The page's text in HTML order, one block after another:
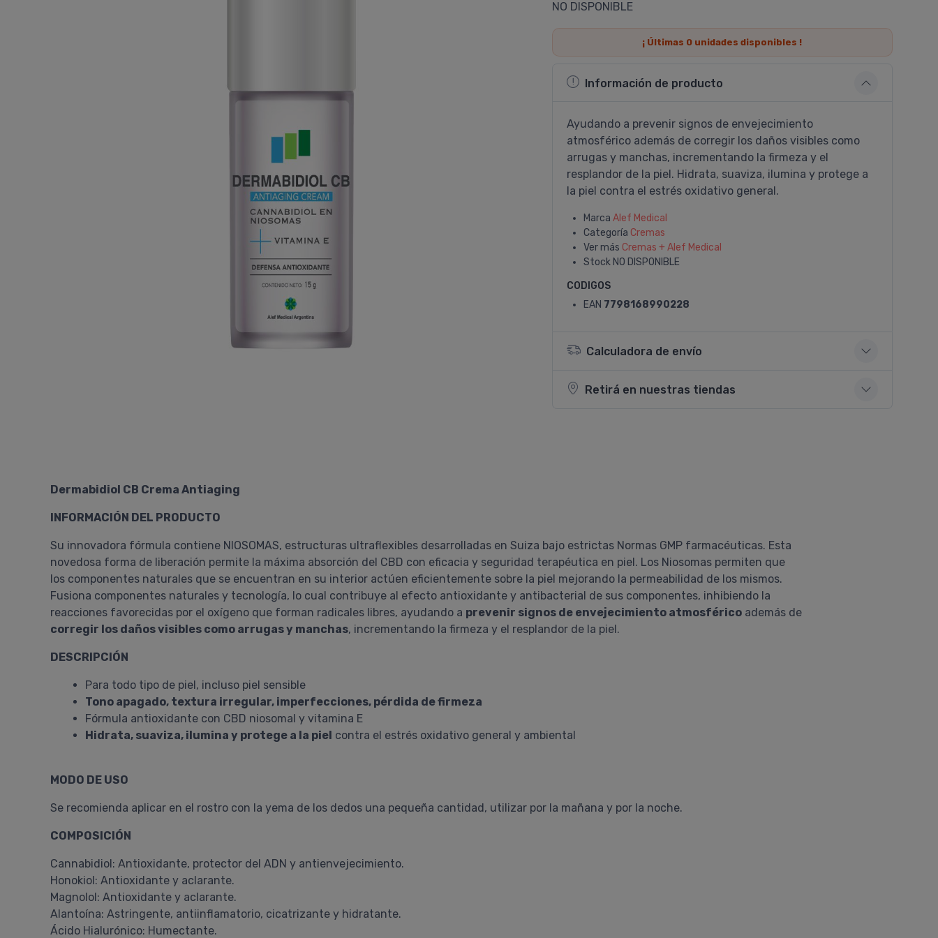
NO DISPONIBLE
¡ Últimas 0 unidades disponibles !
Información de producto
Ayudando a prevenir signos de envejecimiento
atmosférico además de corregir los daños visibles como
arrugas y manchas, incrementando la firmeza y el
resplandor de la piel. Hidrata, suaviza, ilumina y protege a
la piel contra el estrés oxidativo general.
Marca Alef Medical
Categoría Cremas
Ver más Cremas + Alef Medical
Stock NO DISPONIBLE
CODIGOS
EAN 7798168990228
Calculadora de envío
Retirá en nuestras tiendas
Dermabidiol CB Crema Antiaging
INFORMACIÓN DEL PRODUCTO
Su innovadora fórmula contiene NIOSOMAS, estructuras ultraflexibles desarrolladas en Suiza bajo estrictas Normas GMP farmacéuticas. Esta
novedosa forma de liberación permite la máxima absorción del CBD con eficacia y seguridad terapéutica en piel. Los Niosomas permiten que
los componentes naturales que se encuentran en su interior actúen eficientemente sobre la piel mejorando la permeabilidad de los mismos.
Fusiona componentes naturales y tecnología, lo cual contribuye al efecto antioxidante y antibacterial de sus componentes, inhibiendo la
reacciones favorecidas por el oxígeno que forman radicales libres, ayudando a prevenir signos de envejecimiento atmosférico además de
corregir los daños visibles como arrugas y manchas, incrementando la firmeza y el resplandor de la piel.
DESCRIPCIÓN
Para todo tipo de piel, incluso piel sensible
Tono apagado, textura irregular, imperfecciones, pérdida de firmeza
Fórmula antioxidante con CBD niosomal y vitamina E
Hidrata, suaviza, ilumina y protege a la piel contra el estrés oxidativo general y ambiental
MODO DE USO
Se recomienda aplicar en el rostro con la yema de los dedos una pequeña cantidad, utilizar por la mañana y por la noche.
COMPOSICIÓN
Cannabidiol: Antioxidante, protector del ADN y antienvejecimiento.
Honokiol: Antioxidante y aclarante.
Magnolol: Antioxidante y aclarante.
Alantoína: Astringente, antiinflamatorio, cicatrizante y hidratante.
Ácido Hialurónico: Humectante.